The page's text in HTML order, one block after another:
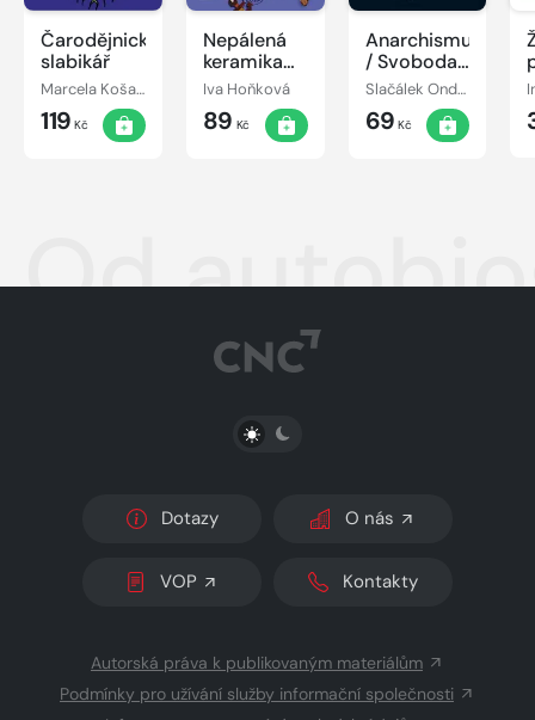
Čarodějnický
slabikář
Marcela Košanová
119 Kč
Nepálená
keramika
pro děti
Iva Hoňková
89 Kč
Anarchismus
/ Svoboda
proti mociSlačálek Ondřej Tomek Václav,
69 Kč
Od
PŘEPNOUT SVĚTLÝ/TMAVÝ REŽIM
Dotazy O nás
VOP Kontakty
Autorská práva k publikovaným materiálům
Podmínky pro užívání služby informační společnosti